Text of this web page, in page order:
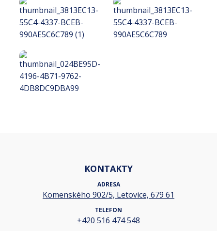
KONTAKTY
ADRESA
Komenského 902/5, Letovice, 679 61
TELEFON
+420 516 474 548